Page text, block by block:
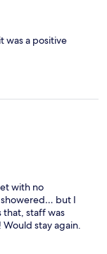
was a positive
with no
but I
that, staff was
stay again.